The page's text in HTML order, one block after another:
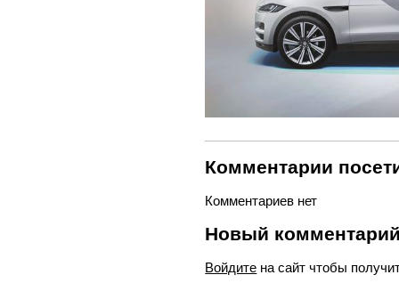
Комментарии
Комментариев нет
Новый
Войдите на сайт чтобы